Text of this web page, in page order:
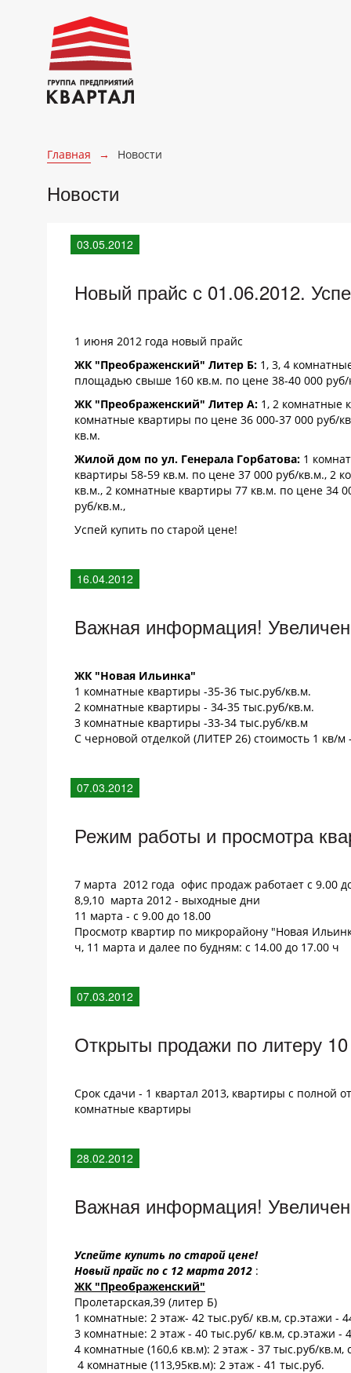
Главная → Новости
Новости
03.05.2012
Новый прайс с 01.06.2012.
1 июня 2012 года новый прайс
ЖК "Преображенский" Литер Б: 1, 3, 4
площадью свыше 160 кв.м. по цене 38-40 000 руб/
ЖК "Преображенский" Литер А: 1, 2 комнатные
комнатные квартиры по цене 36 000-37 000 руб/
кв.м.
Жилой дом по ул. Генерала Горбатова: 1
квартиры 58-59 кв.м. по цене 37 000 руб/кв.м., 2
кв.м., 2 комнатные квартиры 77 кв.м. по цене 34
руб/кв.м.,
Успей купить по старой цене!
16.04.2012
Важная информация!
ЖК "Новая Ильинка"
1 комнатные квартиры -35-36 тыс.руб/кв.м.
2 комнатные квартиры - 34-35 тыс.руб/кв.м.
3 комнатные квартиры -33-34 тыс.руб/кв.м
С черновой отделкой (ЛИТЕР 26) стоимость 1 кв/
07.03.2012
Режим работы и просмотра
7 марта 2012 года офис продаж работает с 9.00
8,9,10 марта 2012 - выходные дни
11 марта - с 9.00 до 18.00
Просмотр квартир по микрорайону "Новая
ч, 11 марта и далее по будням: с 14.00 до 17.00 ч
07.03.2012
Открыты продажи по литеру
Срок сдачи - 1 квартал 2013, квартиры с полной
комнатные квартиры
28.02.2012
Важная информация!
Успейте купить по старой цене!
Новый прайс по с 12 марта 2012 :
ЖК "Преображенский"
Пролетарская,39 (литер Б)
1 комнатные: 2 этаж- 42 тыс.руб/ кв.м, ср.этажи -
3 комнатные: 2 этаж - 40 тыс.руб/ кв.м, ср.этажи -
4 комнатные (160,6 кв.м): 2 этаж - 37 тыс.руб/кв.м,
4 комнатные (113,95кв.м): 2 этаж - 41 тыс.руб.